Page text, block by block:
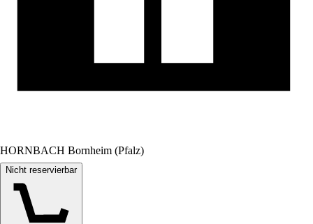
HORNBACH Bornheim (Pfalz)
Nicht reservierbar